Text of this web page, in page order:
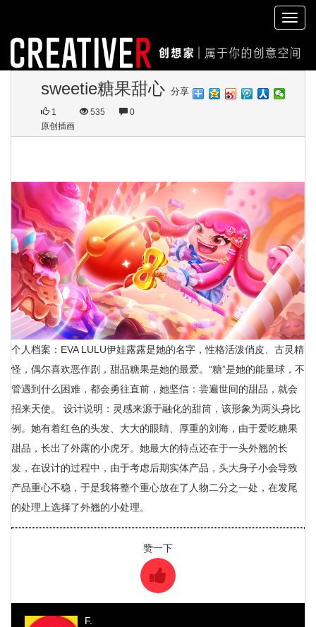
切
换
航
sweetie糖果甜心
1 535
0
原创插画
分享
个人档案：EVA LULU伊娃露露是她的名字，性格活泼俏皮、古灵精
怪，偶尔喜欢恶作剧，甜品糖果是她的最爱。“糖”是她的能量球，不
管遇到什么困难，都会勇往直前，她坚信：尝遍世间的甜品，就会
招来天使。 设计说明：灵感来源于融化的甜筒，该形象为两头身比
例。她有着红色的头发、大大的眼睛、厚重的刘海，由于爱吃糖果
甜品，长出了外露的小虎牙。她最大的特点还在于一头外翘的长
发，在设计的过程中，由于考虑后期实体产品，头大身子小会导致
产品重心不稳，于是我将整个重心放在了人物二分之一处，在发尾
的处理上选择了外翘的小处理。
赞一下
F.